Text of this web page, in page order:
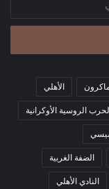
الأهلي
الروسية الأوكرانية
الضفة الغربية
النادي الأهلي